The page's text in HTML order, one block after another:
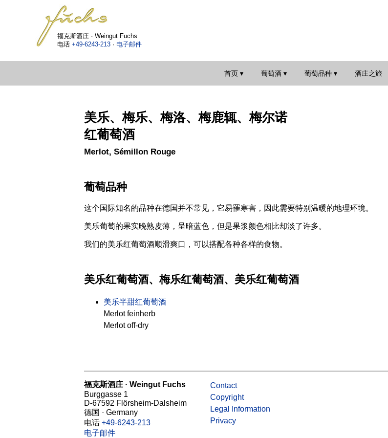
福克斯酒庄 · Weingut Fuchs
电话 +49-6243-213· 电子邮件
首页 ▾ 葡萄酒 ▾ 葡萄品种 ▾ 酒庄之旅
美乐、梅乐、梅洛、梅鹿辄、梅尔诺
红葡萄酒
Merlot, Sémillon Rouge
葡萄品种
这个国际知名的品种在德国并不常见，它易罹寒害，因此需要特别温暖的地理环境。
美乐葡萄的果实晚熟皮薄，呈暗蓝色，但是果浆颜色相比却淡了许多。
我们的美乐红葡萄酒顺滑爽口，可以搭配各种各样的食物。
美乐红葡萄酒、梅乐红葡萄酒、美乐红葡萄酒
美乐半甜红葡萄酒
Merlot feinherb
Merlot off-dry
福克斯酒庄 · Weingut Fuchs
Burggasse 1
D-67592 Flörsheim-Dalsheim
德国 · Germany
电话 +49-6243-213
电子邮件
Contact
Copyright
Legal Information
Privacy